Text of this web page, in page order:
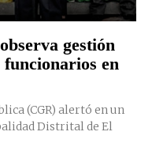
gestión
en
(CGR) alertó en un
Distrital de El